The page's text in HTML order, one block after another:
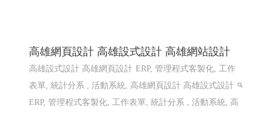
高雄網頁設計 高雄設式設計 高雄網站設計
高雄設式設計 高雄網頁設計 ERP, 管理程式客製化, 工作
表單, 統計分系 , 活動系統, 高雄網頁設計 高雄設式設計
ERP, 管理程式客製化, 工作表單, 統計分系 , 活動系統, 高